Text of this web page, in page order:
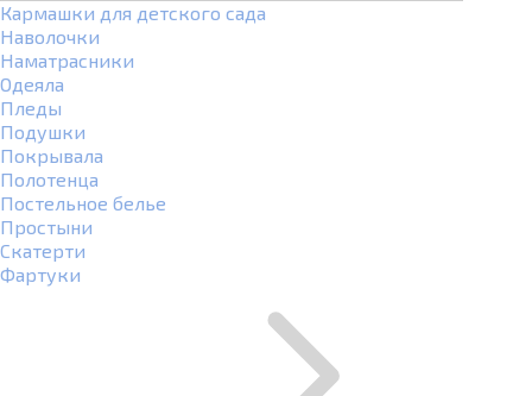
Кармашки для детского сада
Наволочки
Наматрасники
Одеяла
Пледы
Подушки
Покрывала
Полотенца
Постельное белье
Простыни
Скатерти
Фартуки